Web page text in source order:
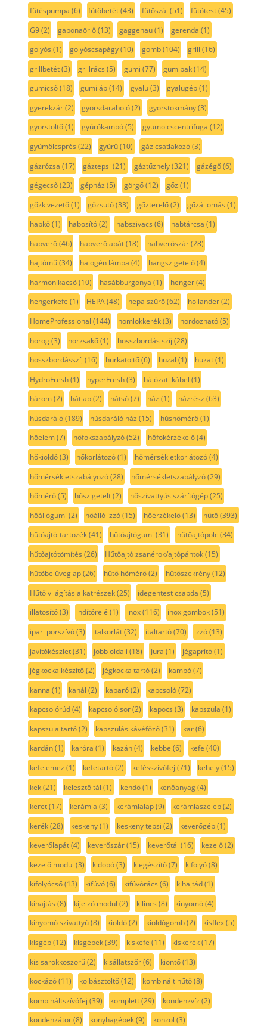
fűtéspumpa (6) fűtőbetét(43) fűtőszál (51) fűtőtest(45)
G9(2) gabonaörlő(13) gaggenau(1) gerenda (1)
golyós (1) golyóscsapágy(10) gomb(104) grill (16)
grillbetét(3) grillrács (5) gumi (77) gumibak(14)
gumicső(18) gumiláb(14) gyalu(3) gyalugép(1)
gyerekzár(2) gyorsdaraboló(2) gyorstokmány(3)
gyorstöltő(1) gyúrókampó(5) gyümölcscentrifuga (12)
gyümölcsprés (22) gyűrű(10) gáz csatlakozó(3)
gázrózsa (17) gáztepsi (21) gáztűzhely(321) gázégő(6)
gégecső(23) gépház (5) görgő(12) gőz (1)
gőzkivezető(1) gőzsütő(33) gőzterelő(2) gőzállomás (1)
habkő(1) habosító(2) habszivacs (6) habtárcsa (1)
habverő(46) habverőlapát(18) habverőszár(28)
hajtómű(34) halogén lámpa (4) hangszigetelő(4)
harmonikacső(10) hasábburgonya (1) henger(4)
hengerkefe (1) HEPA(48) hepa szűrő(62) hollander(2)
HomeProfessional (144) homlokkerék(3) hordozható(5)
horog(3) horzsakő(1) hosszbordás szíj (28)
hosszbordásszíj (16) hurkatöltő(6) huzal (1) huzat(1)
HydroFresh(1) hyperFresh(3) hálózati kábel (1)
három(2) hátlap(2) hátsó(7) ház (1) házrész (63)
húsdaráló(189) húsdaráló ház (15) húshőmérő(1)
hőelem(7) hőfokszabályzó(52) hőfokérzékelő(4)
hőkioldó(3) hőkorlátozó(1) hőmérsékletkorlátozó(4)
hőmérsékletszabályozó(28) hőmérsékletszabályzó(29)
hőmérő(5) hőszigetelt(2) hőszivattyús szárítógép(25)
hőállógumi (2) hőálló izzó(15) hőérzékelő(13) hűtő(393)
hűtőajtó-tartozék(41) hűtőajtógumi (31) hűtőajtópolc(34)
hűtőajtótömítés (26) Hűtőajtó zsanérok/ajtópántok(15)
hűtőbe üveglap(26) hűtő hőmérő(2) hűtőszekrény(12)
Hűtő világítás alkatrészek(25) idegentest csapda (5)
illatosító(3) indítórelé (1) inox(116) inox gombok(51)
ipari porszívó(3) italkorlát(32) italtartó(70) izzó(13)
javítókészlet(31) jobb oldali (18) Jura (1) jégaprító(1)
jégkocka készítő(2) jégkocka tartó(2) kampó(7)
kanna (1) kanál (2) kaparó(2) kapcsoló(72)
kapcsolórúd(4) kapcsoló sor(2) kapocs (3) kapszula (1)
kapszula tartó(2) kapszulás kávéfőző(31) kar(6)
kardán(1) karóra (1) kazán(4) kebbe (6) kefe (40)
kefelemez (1) kefetartó(2) kefésszívófej (71) kehely(15)
kek(21) kelesztő tál (1) kendő(1) kenőanyag(4)
keret(17) kerámia (3) kerámialap(9) kerámiaszelep(2)
kerék(28) keskeny(1) keskeny tepsi (2) keverőgép(1)
keverőlapát(4) keverőszár(15) keverőtál (16) kezelő(2)
kezelő modul (3) kidobó(3) kiegészítő(7) kifolyó(8)
kifolyócső(13) kifúvó(6) kifúvórács (6) kihajtád(1)
kihajtás (8) kijelző modul (2) kilincs (8) kinyomó(4)
kinyomó szivattyú(8) kioldó(2) kioldógomb(2) kisflex(5)
kisgép(12) kisgépek(39) kiskefe (11) kiskerék(17)
kis sarokköszörű(2) kisállatszőr(6) kiöntő(13)
kockázó(11) kolbásztöltő(12) kombinált hűtő(8)
kombináltszívófej (39) komplett(29) kondenzvíz (2)
kondenzátor(8) konyhagépek(9) konzol (3)